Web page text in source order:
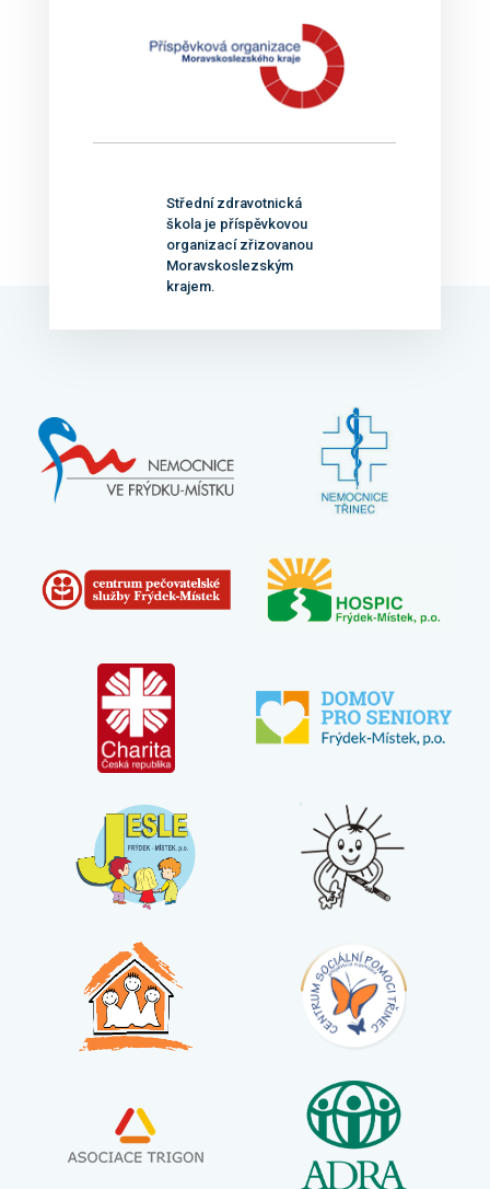
Střední zdravotnická
škola je příspěvkovou
organizací zřizovanou
Moravskoslezským
krajem.